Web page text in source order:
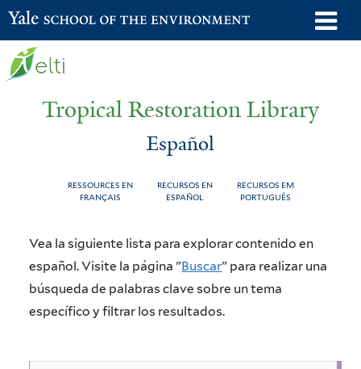
Skip
to
Yale School of the Environment
Tropical Restoration Library
Español
RESSOURCES EN
FRANÇAIS
RECURSOS EN
ESPAÑOL
RECURSOS EM
PORTUGUÊS
You
are
here
Español
Vea la siguiente lista para explorar contenido en
español. Visite la página "Buscar" para realizar una
búsqueda de palabras clave sobre un tema
específico y filtrar los resultados.